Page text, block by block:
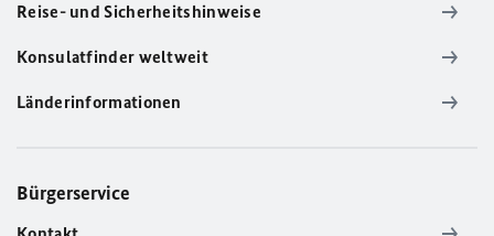
Reise- und Sicherheitshinweise
Konsulatfinder weltweit
Länderinformationen
Bürgerservice